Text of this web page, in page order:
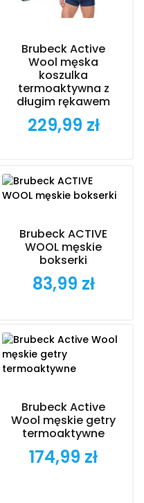
Brubeck Active
Wool męska
koszulka
termoaktywna z
długim rękawem
Cena
229,99 zł
Brubeck ACTIVE
WOOL męskie
bokserki
Cena
83,99 zł
Brubeck Active
Wool męskie getry
termoaktywne
Cena
174,99 zł